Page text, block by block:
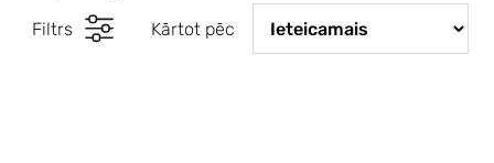
Filtrs Kārtot pēc